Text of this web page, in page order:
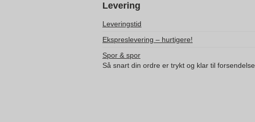
Levering
Leveringstid
Ekspreslevering – hurtigere!
Spor & spor
Så snart din ordre er trykt og klar til forsendelse